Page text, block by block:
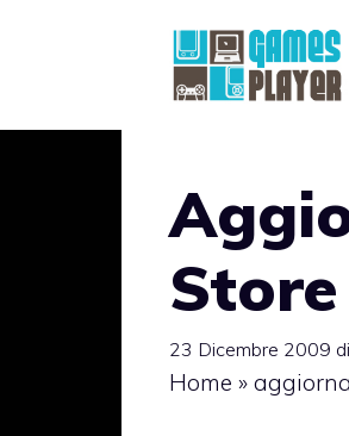
23 Dicembre 2009 di
Home »